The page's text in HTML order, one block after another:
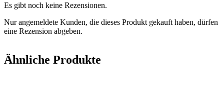
Es gibt noch keine Rezensionen.
Nur angemeldete Kunden, die dieses Produkt gekauft haben, dürfen
eine Rezension abgeben.
Ähnliche Produkte